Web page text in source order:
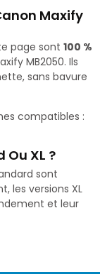
Maxify
page sont 100 %
MB2050. Ils
sans bavure
compatibles :
Ou XL ?
sont
les versions XL
et leur